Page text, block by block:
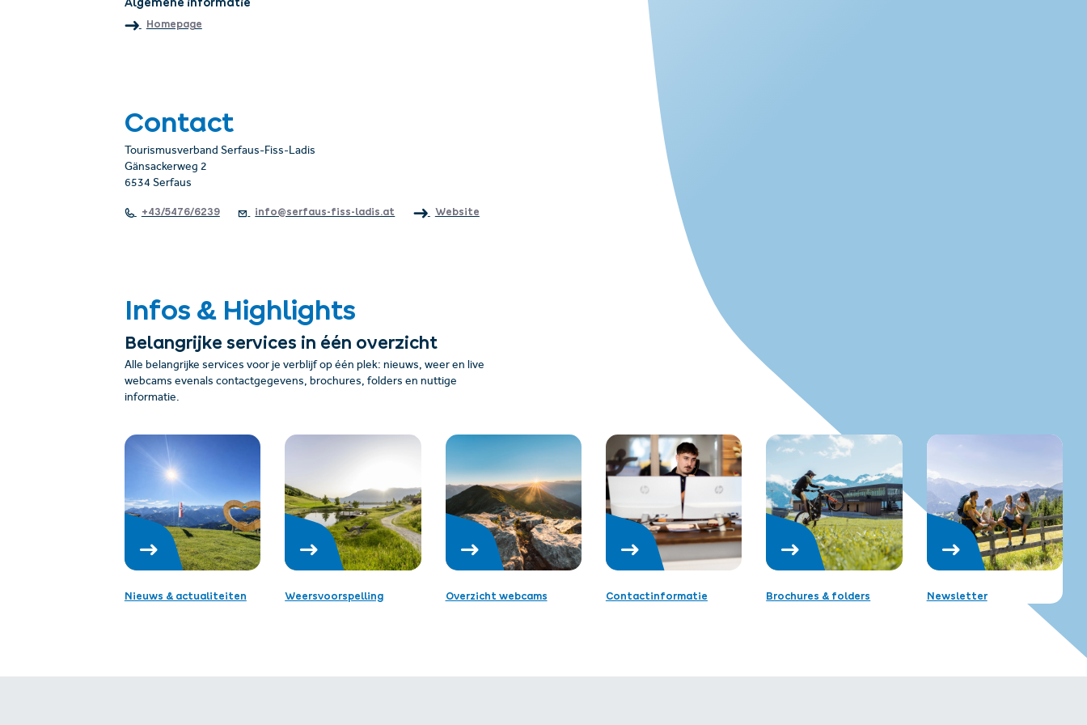
Algemene informatie
Homepage
Contact
Tourismusverband Serfaus-Fiss-Ladis
Gänsackerweg 2
6534 Serfaus
+43/5476/6239 info@serfaus-fiss-ladis.at Website
Infos & Highlights
Belangrijke services in één overzicht
Alle belangrijke services voor je verblijf op één plek: nieuws, weer en live
webcams evenals contactgegevens, brochures, folders en nuttige
informatie.
Nieuws & actualiteiten Weersvoorspelling Overzicht webcams Contactinformatie Brochures & folders Newsletter